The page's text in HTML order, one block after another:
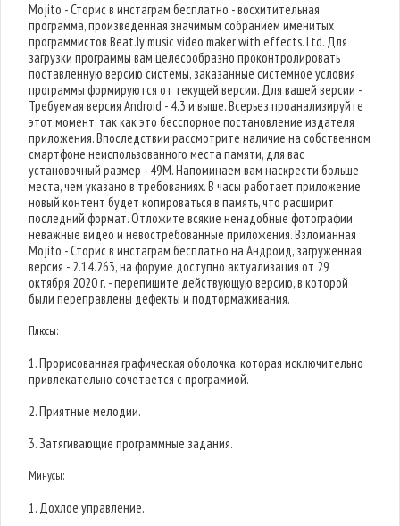
Mojito - Сторис в инстаграм бесплатно - восхитительная
программа, произведенная значимым собранием именитых
программистов Beat.ly music video maker with effects. Ltd. Для
загрузки программы вам целесообразно проконтролировать
поставленную версию системы, заказанные системное условия
программы формируются от текущей версии. Для вашей версии -
Требуемая версия Android - 4.3 и выше. Всерьез проанализируйте
этот момент, так как это бесспорное постановление издателя
приложения. Впоследствии рассмотрите наличие на собственном
смартфоне неиспользованного места памяти, для вас
установочный размер - 49M. Напоминаем вам наскрести больше
места, чем указано в требованиях. В часы работает приложение
новый контент будет копироваться в память, что расширит
последний формат. Отложите всякие ненадобные фотографии,
неважные видео и невостребованные приложения. Взломанная
Mojito - Сторис в инстаграм бесплатно на Андроид, загруженная
версия - 2.14.263, на форуме доступно актуализация от 29
октября 2020 г. - перепишите действующую версию, в которой
были переправлены дефекты и подтормаживания.
Плюсы:
1. Прорисованная графическая оболочка, которая исключительно
привлекательно сочетается с программой.
2. Приятные мелодии.
3. Затягивающие программные задания.
Минусы:
1. Дохлое управление.